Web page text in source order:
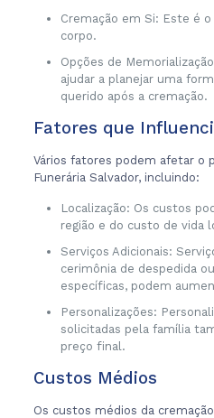
Cremação em Si: Este é
corpo.
Opções de
ajudar a planejar uma
querido após a cremação.
Fatores que
Vários fatores podem afetar o
Funerária Salvador, incluindo:
Localização: Os custos
região e do custo de vida
Serviços Adicionais:
cerimônia de despedida
específicas, podem
Personalizações:
solicitadas pela família
preço final.
Custos Médios
Os custos médios da